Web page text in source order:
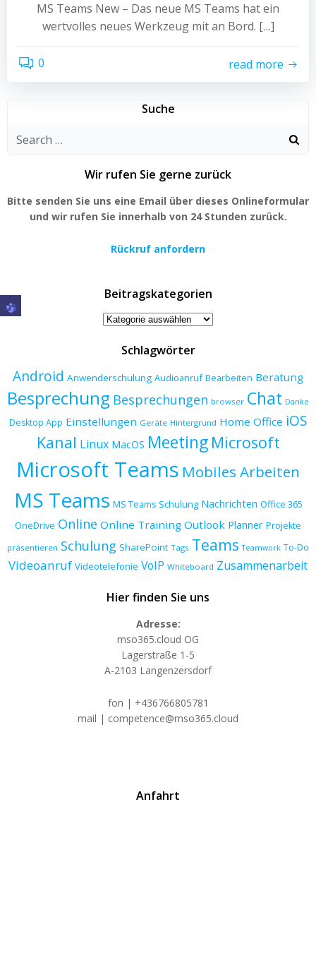
MS Teams New – Das neue MS Teams hat ein
wertvolles neues Werkzeug mit an Bord. […]
0 read more
Suche
Search
Wir rufen Sie gerne zurück
Bitte senden Sie uns eine Email über dieses Onlineformular
und wir rufen Sie innerhalb von 24 Stunden zurück.
Rückruf anfordern
Beitragskategorien
Beitragskategorien
Schlagwörter
Android Anwenderschulung Audioanruf Bearbeiten Beratung
Besprechung Besprechungen browser Chat Danke
Desktop App Einstellungen Geräte Hintergrund Home Office iOS
Kanal Linux MacOS Meeting Microsoft
Microsoft Teams Mobiles Arbeiten
MS Teams MS Teams Schulung Nachrichten Office 365
OneDrive Online Online Training Outlook Planner Projekte
präsentieren Schulung SharePoint Tags Teams Teamwork To-Do
Videoanruf Videotelefonie VoIP Whiteboard Zusammenarbeit
Hier finden Sie uns
Adresse:
mso365.cloud OG
Lagerstraße 1-5
A-2103 Langenzersdorf
fon | +436766805781
mail | competence@mso365.cloud
Anfahrt